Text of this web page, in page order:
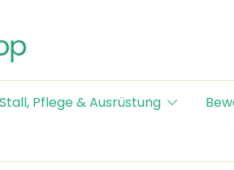
Shetty-Artikel
Stall, Pflege & Ausrüstung